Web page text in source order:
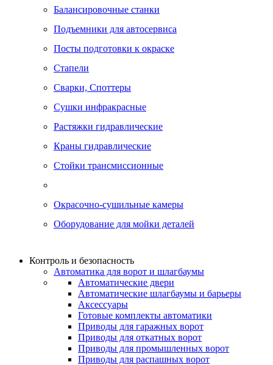
Балансировочные станки
Подъемники для автосервиса
Посты подготовки к окраске
Стапели
Сварки, Cпоттеры
Сушки инфракрасные
Растяжки гидравлические
Краны гидравлические
Стойки трансмиссионные
Окрасочно-сушильные камеры
Оборудование для мойки деталей
Контроль и безопасность
Автоматика для ворот и шлагбаумы
Автоматические двери
Автоматические шлагбаумы и барьеры
Аксессуары
Готовые комплекты автоматики
Приводы для гаражных ворот
Приводы для откатных ворот
Приводы для промышленных ворот
Приводы для распашных ворот